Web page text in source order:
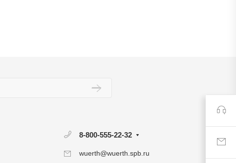
8-800-555-22-32
wuerth@wuerth.spb.ru